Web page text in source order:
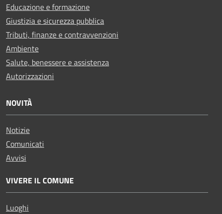
Educazione e formazione
Giustizia e sicurezza pubblica
Tributi, finanze e contravvenzioni
Ambiente
Salute, benessere e assistenza
Autorizzazioni
NOVITÀ
Notizie
Comunicati
Avvisi
VIVERE IL COMUNE
Luoghi